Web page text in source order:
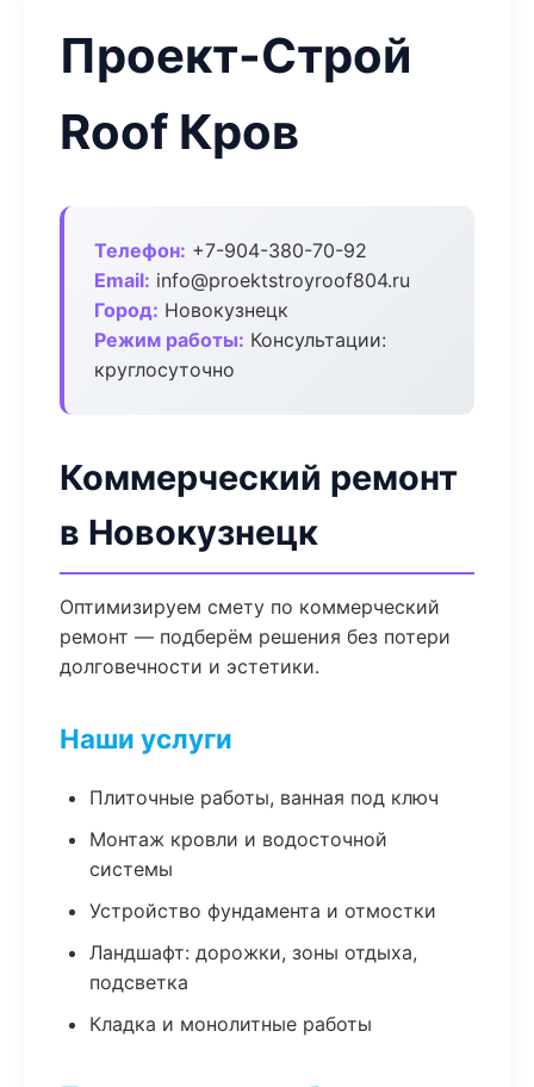
Проект-Строй
Roof Кров
Телефон: +7-904-380-70-92
Email: info@proektstroyroof804.ru
Город: Новокузнецк
Режим работы: Консультации:
круглосуточно
Коммерческий ремонт
в Новокузнецк
Оптимизируем смету по коммерческий
ремонт — подберём решения без потери
долговечности и эстетики.
Наши услуги
Плиточные работы, ванная под ключ
Монтаж кровли и водосточной
системы
Устройство фундамента и отмостки
Ландшафт: дорожки, зоны отдыха,
подсветка
Кладка и монолитные работы